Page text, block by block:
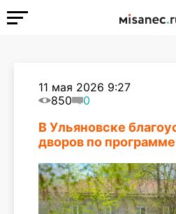
11 мая 2026 9:27
850
0
В Ульяновске
дворов по